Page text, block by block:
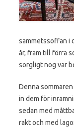
sammetssoffan i
år, fram till förra
sorgligt nog var
Denna
in dem för
sedan med
rakt och med